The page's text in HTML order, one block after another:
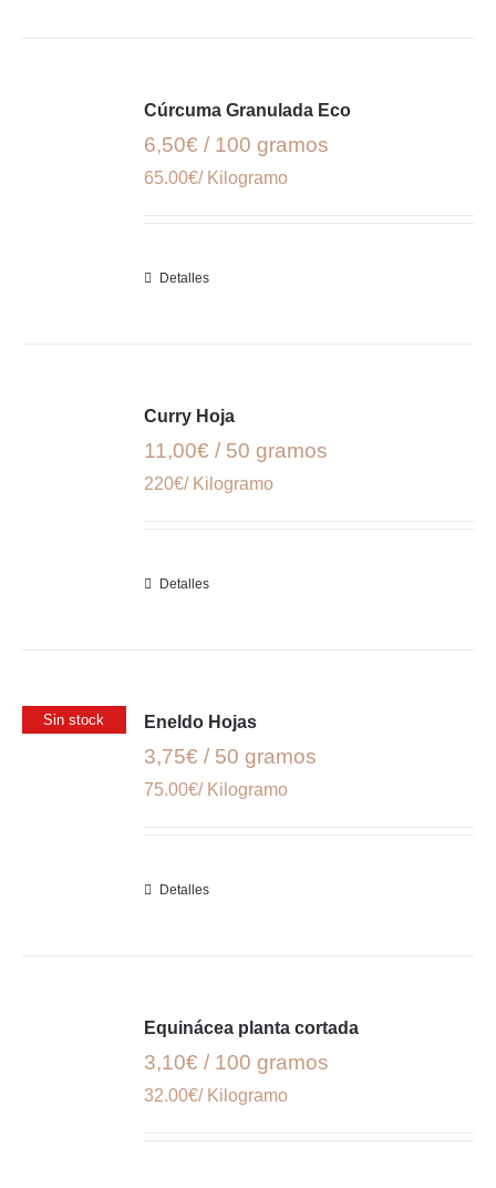
Cúrcuma Granulada Eco
6,50€ / 100 gramos
65.00€/ Kilogramo
Detalles
Curry Hoja
11,00€ / 50 gramos
220€/ Kilogramo
Detalles
Sin stock Eneldo Hojas
3,75€ / 50 gramos
75.00€/ Kilogramo
Detalles
Equinácea planta cortada
3,10€ / 100 gramos
32.00€/ Kilogramo